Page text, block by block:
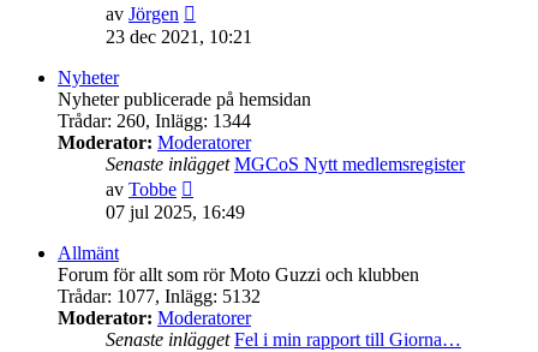
av Jörgen
till
det
inlägget
23 dec 2021, 10:21
Nyheter
Nyheter publicerade på hemsidan
Trådar: 260, Inlägg: 1344
Moderator: Moderatorer
Senaste inlägget MGCoS Nytt medlemsregister
av Tobbe
till
det
inlägget
07 jul 2025, 16:49
Allmänt
Forum för allt som rör Moto Guzzi och klubben
Trådar: 1077, Inlägg: 5132
Moderator: Moderatorer
Senaste inlägget Fel i min rapport till Giorna…